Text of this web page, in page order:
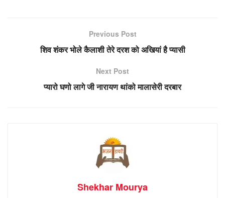
Previous Post
शिव शंकर भोले कैलाशी तेरे दरश को अखियां है प्यासी
Next Post
प्यारो घणो लागे जी नारायण थांको मालासेरी दरबार
Shekhar Mourya